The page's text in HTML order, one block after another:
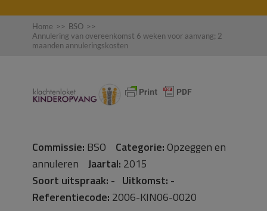
Home >> BSO >>
Annulering van overeenkomst 6 weken voor aanvang; 2
maanden annuleringskosten
Commissie: BSO Categorie:Opzeggen en
annuleren Jaartal: 2015
Soort uitspraak: - Uitkomst: -
Referentiecode: 2006-KIN06-0020